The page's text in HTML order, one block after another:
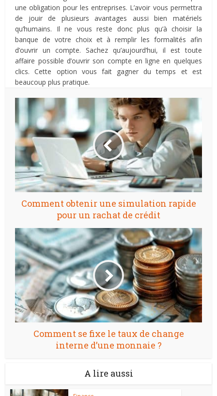
une obligation pour les entreprises. L’avoir vous permettra
de jouir de plusieurs avantages aussi bien matériels
qu’humains. Il ne vous reste donc plus qu’à choisir la
banque de votre choix et à remplir les formalités afin
d’ouvrir un compte. Sachez qu’aujourd’hui, il est toute
affaire possible d’ouvrir son compte en ligne en quelques
clics. Cette option vous fait gagner du temps et est
beaucoup plus pratique.
Comment obtenir une simulation rapide
pour un rachat de crédit
Comment se fixe le taux de change
interne d’une monnaie ?
A lire aussi